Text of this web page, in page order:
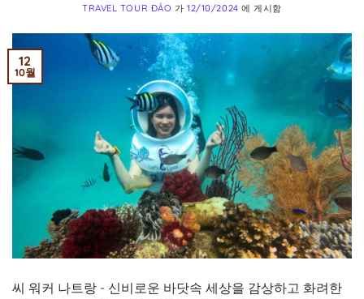
TRAVEL TOUR ĐẢO 가12/10/2024 에 게시함
12
10월
씨 워커 나트랑 - 신비로운 바닷속 세상을 감상하고 화려한